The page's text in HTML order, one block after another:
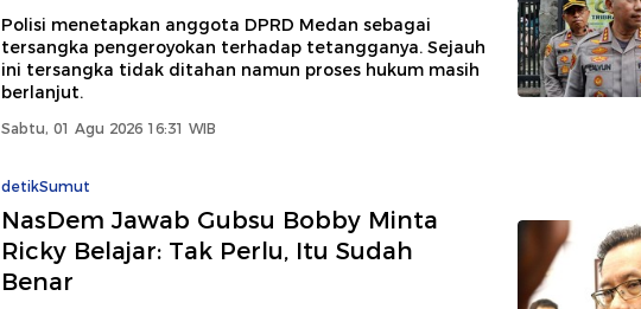
Polisi menetapkan anggota DPRD Medan sebagai
tersangka pengeroyokan terhadap tetangganya. Sejauh
ini tersangka tidak ditahan namun proses hukum masih
berlanjut.
Sabtu, 01 Agu 2026 16:31 WIB
detikSumut
NasDem Jawab Gubsu Bobby Minta
Ricky Belajar: Tak Perlu, Itu Sudah
Benar